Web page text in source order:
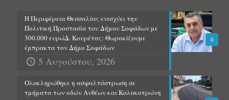
0
Η Περιφέρεια Θεσσαλίας ενισχύει την
Πολιτική Προστασία του Δήμου Σοφάδων με
300.000 ευρώΔ. Κουρέτας: Θωρακίζουμε
έμπρακτα τον Δήμο Σοφάδων
5 Αυγούστου, 2026
Ολοκληρώθηκε η ασφαλτόστρωση σε
τμήματα των οδών Ανθέων και Κολοκοτρώνη